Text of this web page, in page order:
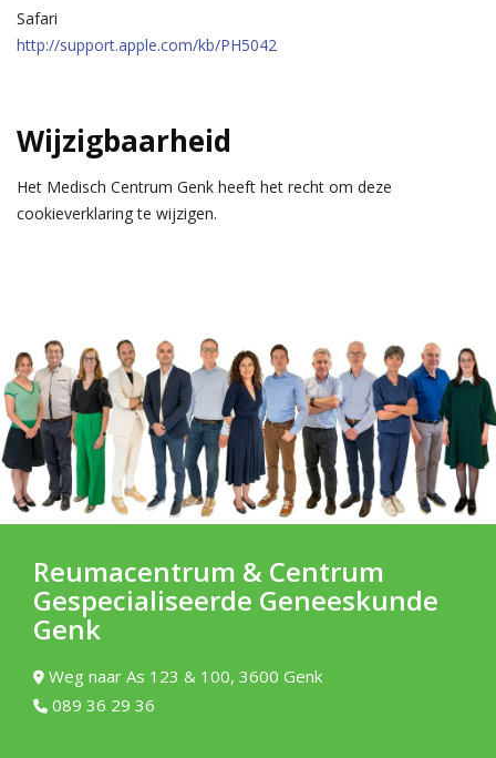
Safari
http://support.apple.com/kb/PH5042
Wijzigbaarheid
Het Medisch Centrum Genk heeft het recht om deze
cookieverklaring te wijzigen.
Reumacentrum & Centrum
Gespecialiseerde Geneeskunde
Genk
Weg naar As 123 & 100, 3600 Genk
089 36 29 36